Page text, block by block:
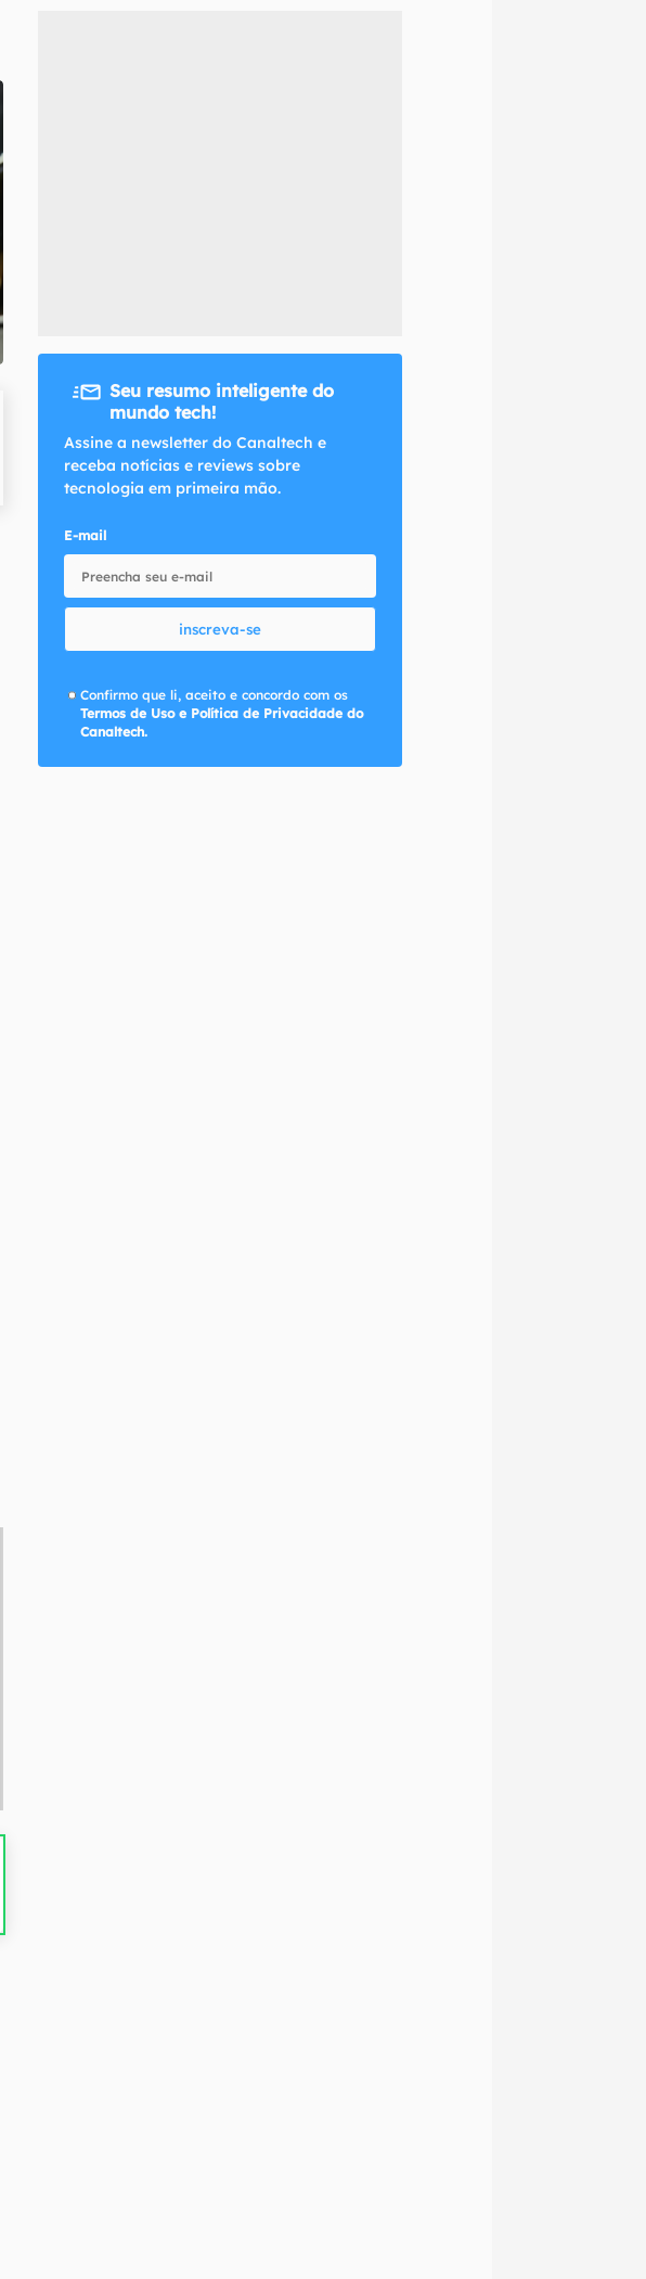
de Privacidade do Canaltech.
Seu resumo inteligente do
mundo tech!
Assine a newsletter do Canaltech e
receba notícias e reviews sobre
tecnologia em primeira mão.
E-mail
inscreva-se
Confirmo que li, aceito e concordo com os
Termos de Uso e Política de Privacidade do
Canaltech.